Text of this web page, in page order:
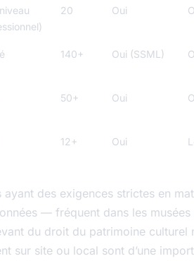
20 Oui
140+ Oui (SSML)
50+ Oui
12+ Oui
ayant des exigences strictes en
— fréquent dans les
du droit du patrimoine
sur site ou local sont d’une